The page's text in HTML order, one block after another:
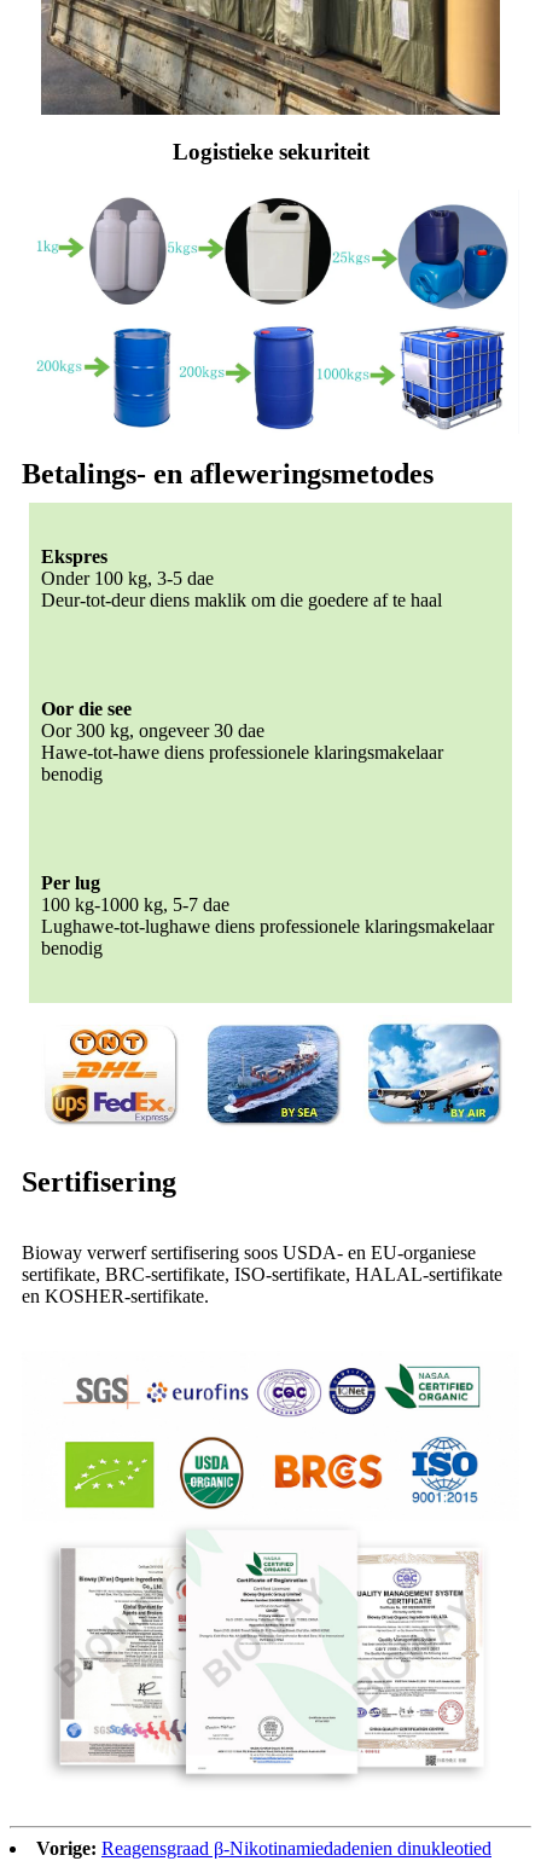
Logistieke sekuriteit
Betalings- en afleweringsmetodes
Ekspres
Onder 100 kg, 3-5 dae
Deur-tot-deur diens maklik om die goedere af te haal
Oor die see
Oor 300 kg, ongeveer 30 dae
Hawe-tot-hawe diens professionele klaringsmakelaar
benodig
Per lug
100 kg-1000 kg, 5-7 dae
Lughawe-tot-lughawe diens professionele klaringsmakelaar
benodig
Sertifisering
Bioway verwerf sertifisering soos USDA- en EU-organiese
sertifikate, BRC-sertifikate, ISO-sertifikate, HALAL-sertifikate
en KOSHER-sertifikate.
Vorige: Reagensgraad β-Nikotinamiedadenien dinukleotied